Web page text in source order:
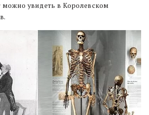
можно увидеть в Королевском